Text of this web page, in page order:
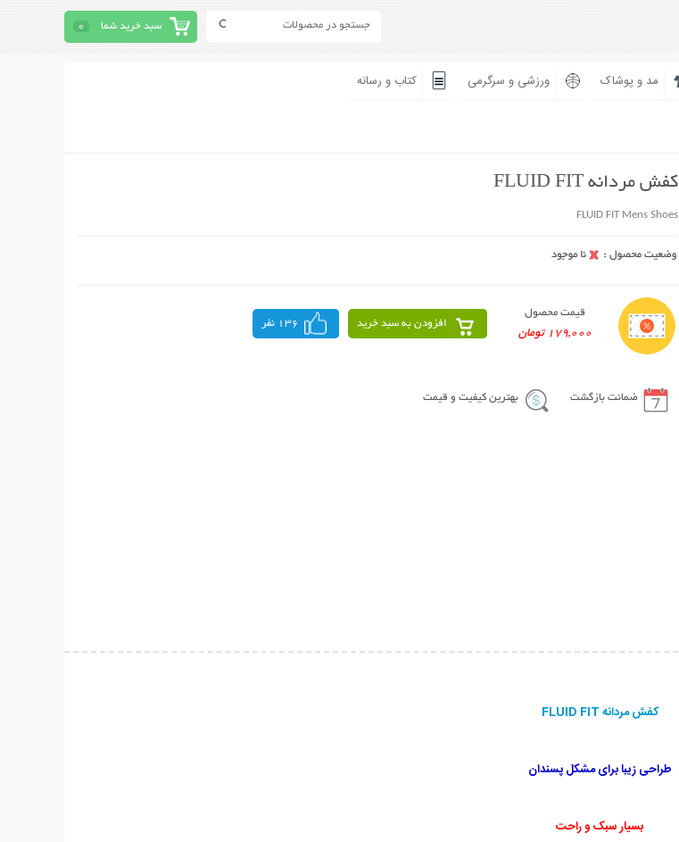
سبد خرید شما 0
مد و پوشاک ورزشی و سرگرمی کتاب و رسانه
کفش مردانه FLUID FIT
FLUID FIT Mens Shoes
قیمت محصول
179,000 تومان
افزودن به سبد خرید 136 نفر
ضمانت بازگشت بهترین کیفیت و قیمت
کفش مردانه FLUID FIT
طراحی زیبا برای مشکل پسندان
بسیار سبک و راحت